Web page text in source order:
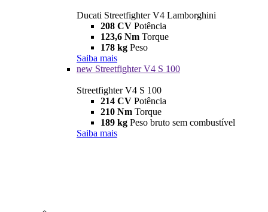
Ducati Streetfighter V4 Lamborghini
208 CV Potência
123,6 Nm Torque
178 kg Peso
Saiba mais
new Streetfighter V4 S 100
Streetfighter V4 S 100
214 CV Potência
210 Nm Torque
189 kg Peso bruto sem combustível
Saiba mais